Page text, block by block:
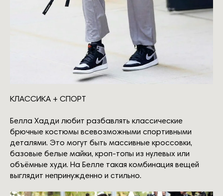
КЛАССИКА + СПОРТ
Белла Хадди любит разбавлять классические
брючные костюмы всевозможными спортивными
деталями. Это могут быть массивные кроссовки,
базовые белые майки, кроп-топы из нулевых или
объёмные худи. На Белле такая комбинация вещей
выглядит непринужденно и стильно.
политика конфиденциальности
политика обработки персональных данных
согласие на обработку персональных данных
согласие на информационную рассылку
части cookie файлов
заявление об отзыве согласия на обработку
персональных данных